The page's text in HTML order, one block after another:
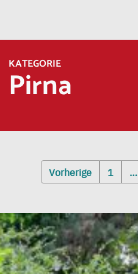
KATEGORIE
Pirna
Vorherige 1 …